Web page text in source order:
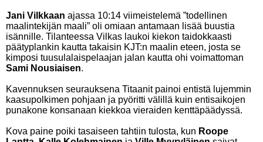
Jani Vilkkaan ajassa 10:14 viimeistelemä ”todellinen
maalintekijän maali” oli omiaan antamaan lisää buustia
isännille. Tilanteessa Vilkas laukoi kiekon taidokkaasti
päätyplankin kautta takaisin KJT:n maalin eteen, josta se
kimposi tuusulalaispelaajan jalan kautta ohi voimattoman
Sami Nousiaisen.
Kavennuksen seurauksena Titaanit painoi entistä lujemmin
kaasupolkimen pohjaan ja pyöritti välillä kuin entisaikojen
punakone konsanaan kiekkoa vieraiden kenttäpäädyssä.
Kova paine poiki tasaiseen tahtiin tulosta, kun Roope